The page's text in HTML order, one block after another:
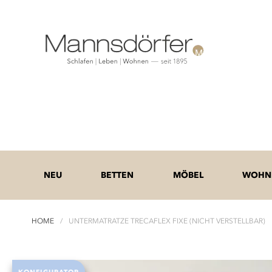
NEU BETTEN MÖBEL
HOME UNTERMATRATZE TRECAFLEX FIXE (NICHT VERSTELLBAR)